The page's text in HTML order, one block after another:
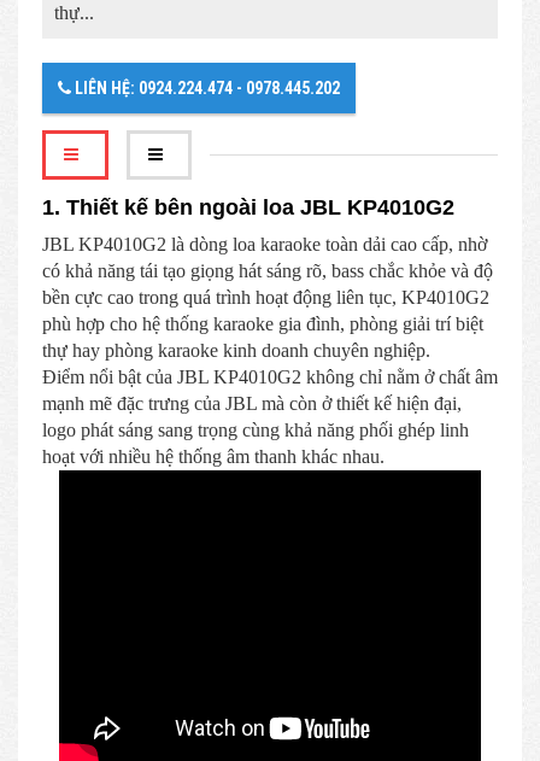
thự...
LIÊN HỆ: 0924.224.474 - 0978.445.202
1. Thiết kế bên ngoài loa JBL KP4010G2
JBL KP4010G2 là dòng loa karaoke toàn dải cao cấp, nhờ
có khả năng tái tạo giọng hát sáng rõ, bass chắc khỏe và độ
bền cực cao trong quá trình hoạt động liên tục, KP4010G2
phù hợp cho hệ thống karaoke gia đình, phòng giải trí biệt
thự hay phòng karaoke kinh doanh chuyên nghiệp.
Điểm nổi bật của JBL KP4010G2 không chỉ nằm ở chất âm
mạnh mẽ đặc trưng của JBL mà còn ở thiết kế hiện đại,
logo phát sáng sang trọng cùng khả năng phối ghép linh
hoạt với nhiều hệ thống âm thanh khác nhau.